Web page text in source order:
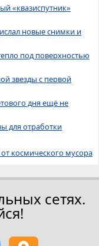
«квазиспутник»
новые снимки и
под поверхностью
звезды с первой
дня ещё не
для отработки
космического мусора
сетях.